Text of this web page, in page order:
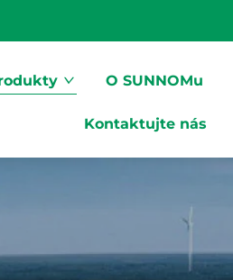
O SUNNOMu
Kontaktujte nás